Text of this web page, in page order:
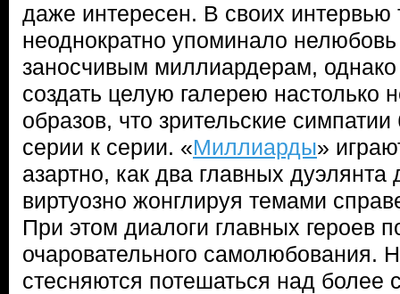
даже интересен. В своих интервью
неоднократно упоминало
заносчивым миллиардерам, однако
создать целую галерею настолько
образов, что зрительские симпатии
серии к серии. «Миллиарды»
азартно, как два главных дуэлянта
виртуозно жонглируя темами
При этом диалоги главных героев
очаровательного самолюбования.
стесняются потешаться над более